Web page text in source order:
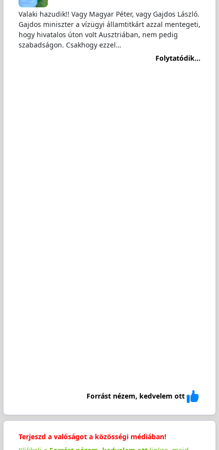
Valaki hazudik!! Vagy Magyar Péter, vagy Gajdos László.
Gajdos miniszter a vízügyi államtitkárt azzal mentegeti,
hogy hivatalos úton volt Ausztriában, nem pedig
szabadságon. Csakhogy ezzel…
Folytatódik...
Forrást nézem, kedvelem ott
Terjeszd a valóságot a közösségi médiában!